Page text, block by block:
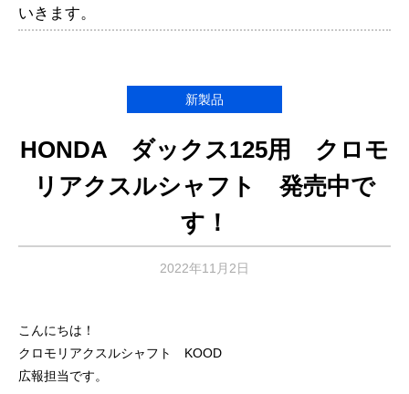
いきます。
新製品
HONDA ダックス125用 クロモ
リアクスルシャフト 発売中で
す！
2022年11月2日
こんにちは！
クロモリアクスルシャフト KOOD
広報担当です。